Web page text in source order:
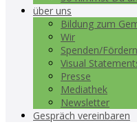
über uns
Bildung zum
Wir
Spenden/Fördern
Visual
Presse
Mediathek
Newsletter
Gespräch vereinbaren